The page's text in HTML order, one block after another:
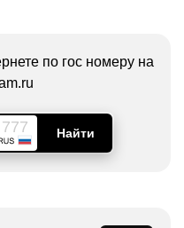
по гос номеру на
777 Найти